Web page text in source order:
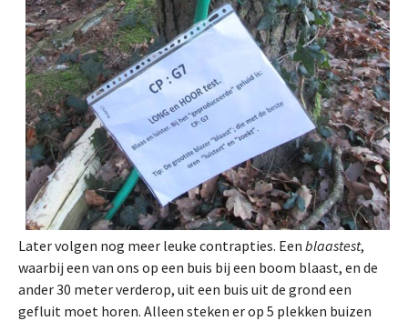
Later volgen nog meer leuke contrapties. Een blaastest,
waarbij een van ons op een buis bij een boom blaast, en de
ander 30 meter verderop, uit een buis uit de grond een
gefluit moet horen. Alleen steken er op 5 plekken buizen